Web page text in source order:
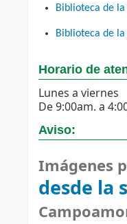
Biblioteca de la
Biblioteca de la
Horario de
Lunes a viernes
De 9:00am. a
Aviso:
Imágenes
desde la